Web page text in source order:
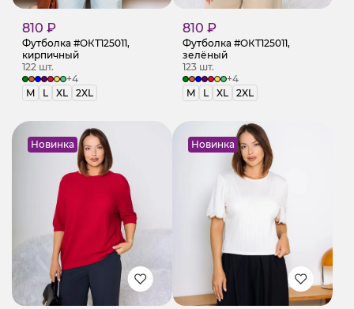
810 ₽
Футболка #ОКТ125011,
кирпичный
122 шт.
+4
M
L XL 2XL
810 ₽
Футболка #ОКТ125011,
зелёный
123 шт.
+4
M
L XL 2XL
Новинка Новинка